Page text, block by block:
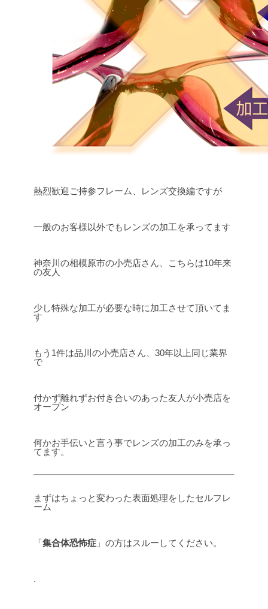
熱烈歓迎ご持参フレーム、レンズ交換編ですが
一般のお客様以外でもレンズの加工を承ってます
神奈川の相模原市の小売店さん、こちらは10年来
の友人
少し特殊な加工が必要な時に加工させて頂いてま
す
もう1件は品川の小売店さん、30年以上同じ業界
で
付かず離れずお付き合いのあった友人が小売店を
オープン
何かお手伝いと言う事でレンズの加工のみを承っ
てます。
まずはちょっと変わった表面処理をしたセルフレ
ーム
「集合体恐怖症 」の方はスルーしてください。
.